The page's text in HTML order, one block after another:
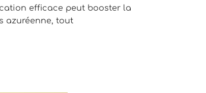
efficace peut booster la
azuréenne, tout